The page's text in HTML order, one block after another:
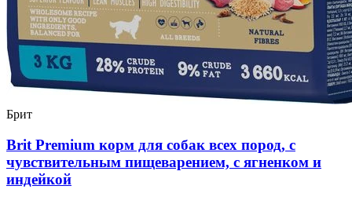
Брит
Brit Premium корм для собак всех пород, с
чувствительным пищеварением, с ягненком и
индейкой